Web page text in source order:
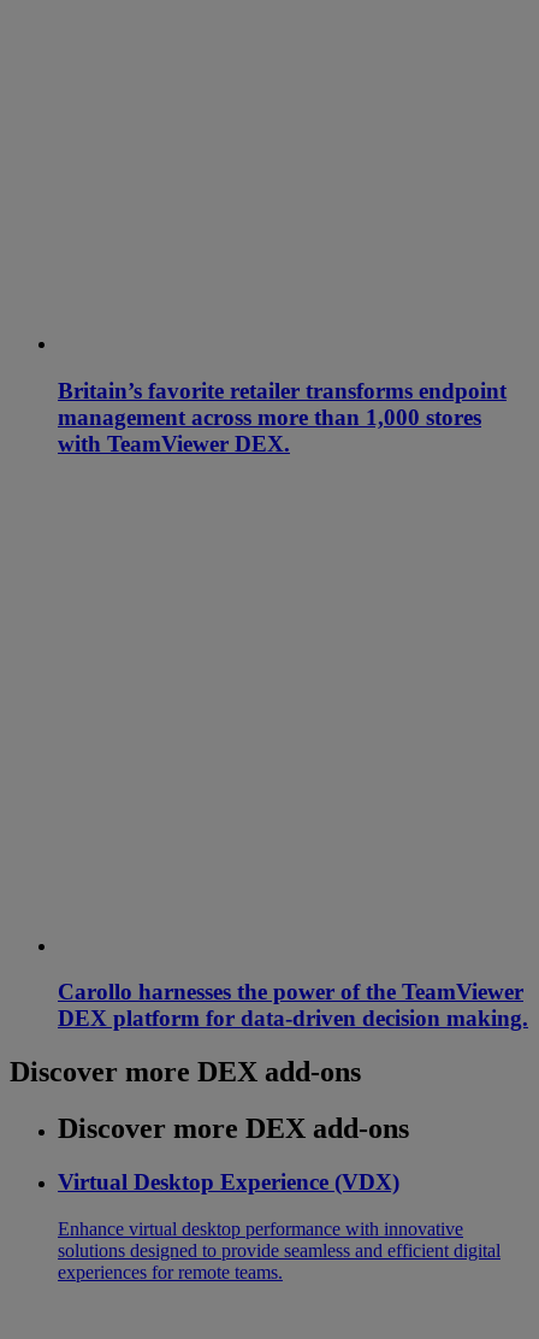
Britain’s favorite retailer transforms endpoint
management across more than 1,000 stores
with TeamViewer DEX.
Carollo harnesses the power of the TeamViewer
DEX platform for data-driven decision making.
Discover more DEX add-ons
Discover more DEX add-ons
Virtual Desktop Experience (VDX)
Enhance virtual desktop performance with innovative
solutions designed to provide seamless and efficient digital
experiences for remote teams.